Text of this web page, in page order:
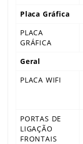
Placa Gráfica
PLACA
GRÁFICA
Geral
PLACA WIFI
PORTAS DE
LIGAÇÃO
FRONTAIS